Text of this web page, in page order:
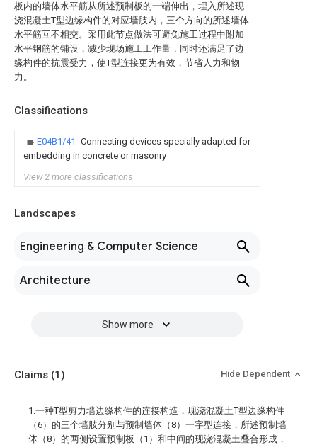
板内的墙体水平筋从所述预制板的一端伸出，埋入所述现
浇混凝土T型边缘构件的对应墙肢内，三个方向的所述墙体
水平筋互不相交。采用此节点做法可避免施工过程中附加
水平钢筋的铺设，减少现场施工工作量，同时还满足了边
缘构件的抗震受力，使T型连接更为有效，节省人力和物
力。
Classifications
E04B1/41 Connecting devices specially adapted for
embedding in concrete or masonry
View 2 more classifications
Landscapes
Engineering & Computer Science
Architecture
Show more
Claims (1) Hide Dependent
1.一种T型剪力墙边缘构件的连接构造，现浇混凝土T型边缘构件
（6）的三个墙肢分别与预制墙体（8）一字型连接，所述预制墙
体（8）的两侧设置预制板（1）和中间的现浇混凝土叠合形成，